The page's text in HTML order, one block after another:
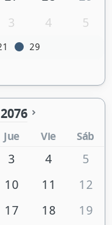
3 4 5
29
Jue Vie Sáb
3 4
5
10 11
12
17 18
19